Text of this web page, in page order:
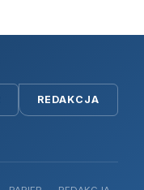
REDAKCJA